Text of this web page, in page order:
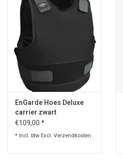
EnGarde Hoes Deluxe
carrier zwart
buitenhoes Engarde
€109,00 *
* Incl. btw Excl. Verzendkosten